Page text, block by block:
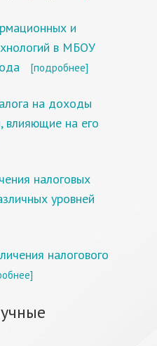
и
в МБОУ
[подробнее]
на доходы
влияющие на его
налоговых
уровней
налогового